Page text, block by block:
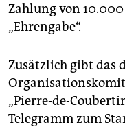
Zahlung von
„Ehrengabe“.
Zusätzlich gibt das
„Pierre-­de-­
Telegramm zum